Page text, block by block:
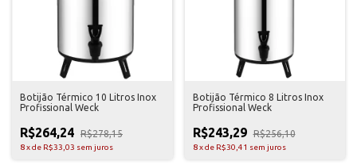
Botijão Térmico 10 Litros Inox
Profissional Weck
R$264,24 R$278,15
8xde R$33,03 sem juros
Botijão Térmico 8 Litros Inox
Profissional Weck
R$243,29 R$256,10
8 xde R$30,41 sem juros